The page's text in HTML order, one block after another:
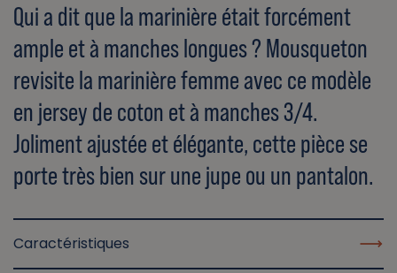
Qui a dit que la marinière était forcément
ample et à manches longues ? Mousqueton
revisite la marinière femme avec ce modèle
en jersey de coton et à manches 3/4.
Joliment ajustée et élégante, cette pièce se
porte très bien sur une jupe ou un pantalon.
Caractéristiques